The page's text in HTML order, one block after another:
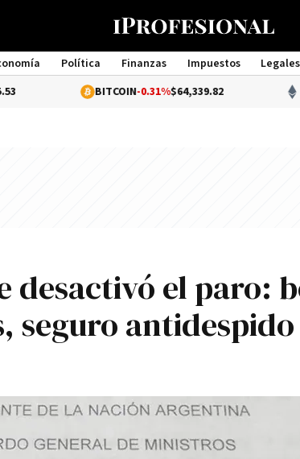
Política Finanzas Impuestos Legales
Management
BITCOIN-0.31%$64,339.82
desactivó el paro:
seguro